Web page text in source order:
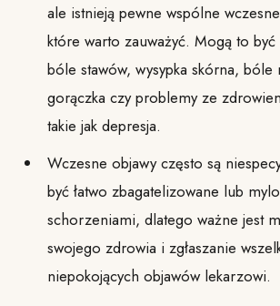
ale istnieją pewne wspólne
które warto zauważyć. Mogą to
bóle stawów, wysypka skórna, bóle
gorączka czy problemy ze
takie jak depresja.
Wczesne objawy często są
być łatwo zbagatelizowane lub
schorzeniami, dlatego ważne jest
swojego zdrowia i zgłaszanie
niepokojących objawów lekarzowi.